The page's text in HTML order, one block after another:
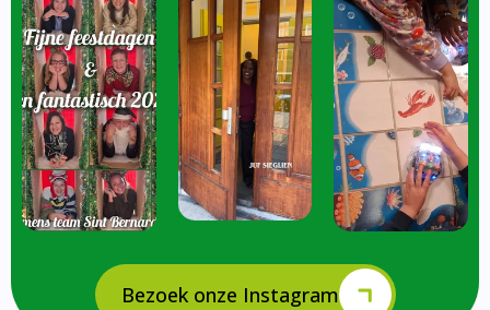
Bezoek onze Instagram